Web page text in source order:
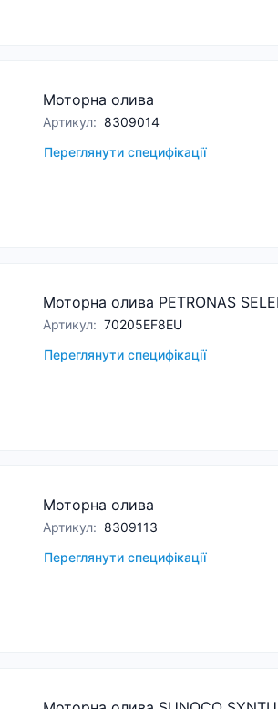
Моторна олива
Артикул: 8309014
Переглянути специфікації
Моторна олива PETRONAS
Артикул: 70205EF8EU
Переглянути специфікації
Моторна олива
Артикул: 8309113
Переглянути специфікації